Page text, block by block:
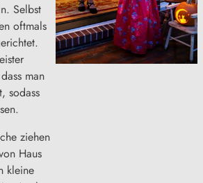
Selbst
oftmals
man
sodass
ziehen
Haus
kleine